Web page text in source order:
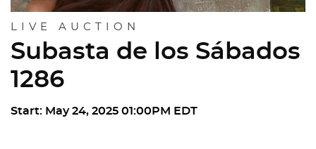
LIVE AUCTION
Subasta de los Sábados
1286
Start: May 24, 2025 01:00PM EDT